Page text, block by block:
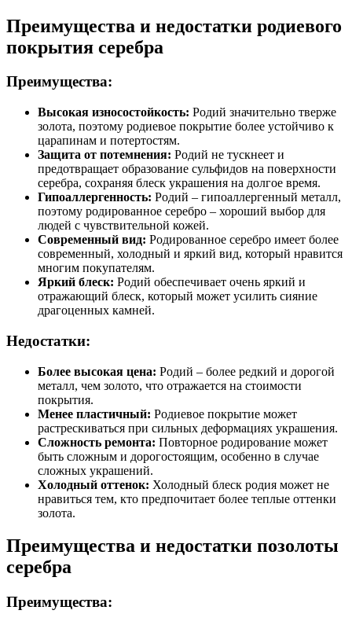
Преимущества и недостатки родиевого
покрытия серебра
Преимущества:
Высокая износостойкость: Родий значительно тверже
золота, поэтому родиевое покрытие более устойчиво к
царапинам и потертостям.
Защита от потемнения: Родий не тускнеет и
предотвращает образование сульфидов на поверхности
серебра, сохраняя блеск украшения на долгое время.
Гипоаллергенность: Родий – гипоаллергенный металл,
поэтому родированное серебро – хороший выбор для
людей с чувствительной кожей.
Современный вид: Родированное серебро имеет более
современный, холодный и яркий вид, который нравится
многим покупателям.
Яркий блеск: Родий обеспечивает очень яркий и
отражающий блеск, который может усилить сияние
драгоценных камней.
Недостатки:
Более высокая цена: Родий – более редкий и дорогой
металл, чем золото, что отражается на стоимости
покрытия.
Менее пластичный: Родиевое покрытие может
растрескиваться при сильных деформациях украшения.
Сложность ремонта: Повторное родирование может
быть сложным и дорогостоящим, особенно в случае
сложных украшений.
Холодный оттенок: Холодный блеск родия может не
нравиться тем, кто предпочитает более теплые оттенки
золота.
Преимущества и недостатки позолоты
серебра
Преимущества: